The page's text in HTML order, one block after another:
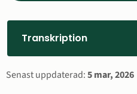
annan
nytt
Transkription
Sidinformation
Senast uppdaterad:5 mar, 2026